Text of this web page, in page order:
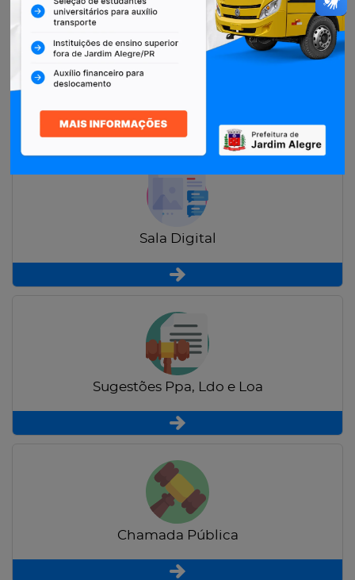
Restituição de Contribuintes
Sala Digital
Sugestões Ppa, Ldo e Loa
Chamada Pública